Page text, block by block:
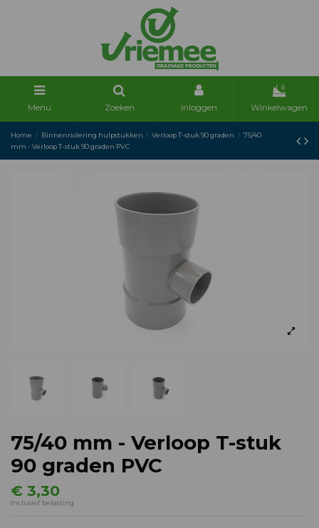
Menu Zoeken Inloggen
0
Winkelwagen
Home Binnenriolering hulpstukken Verloop T-stuk 90 graden
75/40
mm - Verloop T-stuk 90 graden PVC
75/40 mm - Verloop T-stuk
90 graden PVC
€ 3,30
Inclusief belasting